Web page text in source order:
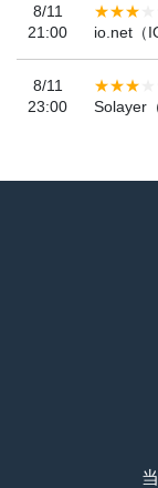
8/11
21:00
io.net（
8/11
23:00
Solayer